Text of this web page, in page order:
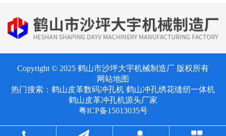
Copyright © 2025 鹤山市沙坪大宇机械制造厂 版权所有
网站地图
热门搜索： 鹤山皮革数码冲孔机 鹤山冲孔绣花缝纫一体机
鹤山皮革冲孔机源头厂家
粤ICP备15013035号